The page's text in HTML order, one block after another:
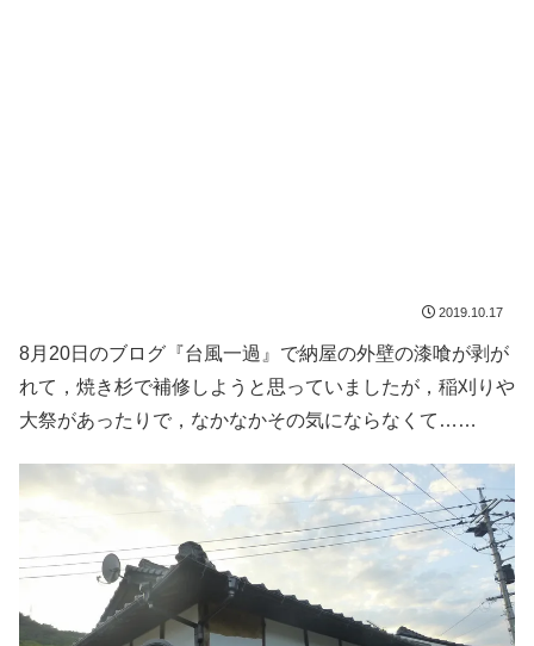
2019.10.17
8月20日のブログ『台風一過』で納屋の外壁の漆喰が剥が
れて，焼き杉で補修しようと思っていましたが，稲刈りや
大祭があったりで，なかなかその気にならなくて……